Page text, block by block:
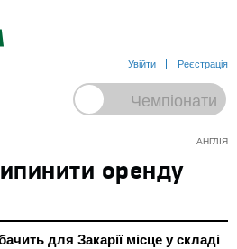
Увійти Реєстрація
АНГЛІЯ
оренду
для Закарії місце у складі